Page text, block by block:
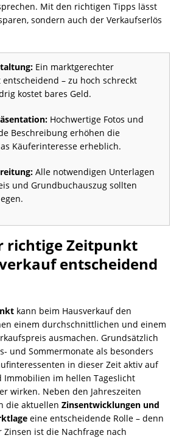
Mit den richtigen Tipps lässt
sondern auch der Verkaufserlös
Ein marktgerechter
– zu hoch schreckt
kostet bares Geld.
Hochwertige Fotos und
Beschreibung erhöhen die
Käuferinteresse erheblich.
Alle notwendigen Unterlagen
und Grundbuchauszug sollten
richtige Zeitpunkt
entscheidend
kann beim Hausverkauf den
einem durchschnittlichen und einem
ausmachen. Grundsätzlich
und Sommermonate als besonders
in dieser Zeit aktiv auf
Immobilien im hellen Tageslicht
wirken. Neben den Jahreszeiten
die aktuellen Zinsentwicklungen und
eine entscheidende Rolle – denn
Zinsen ist die Nachfrage nach